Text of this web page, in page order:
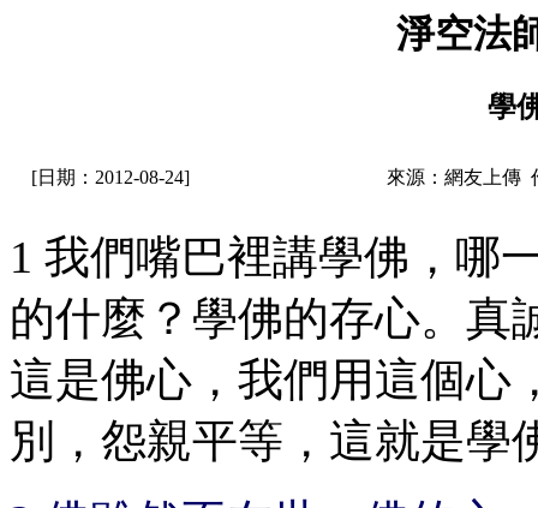
淨空法
學
[日期：2012-08-24] 來源：網友上傳
1 我們嘴巴裡講學佛，哪
的什麼？學佛的存心。真
這是佛心，我們用這個心
別，怨親平等，這就是學